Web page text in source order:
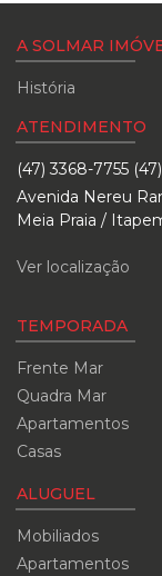
A SOLMAR
História
ATENDIMENTO
(47) 3368-7755
Avenida Nereu
Meia Praia /
Ver localização
TEMPORADA
Frente Mar
Quadra Mar
Apartamentos
Casas
ALUGUEL
Mobiliados
Apartamentos